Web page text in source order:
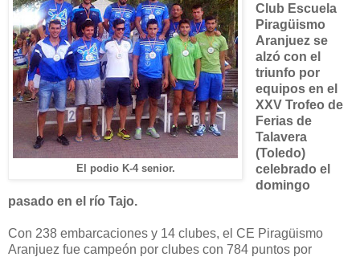
El podio K-4 senior.
Club Escuela
Piragüismo
Aranjuez se
alzó con el
triunfo por
equipos en el
XXV Trofeo de
Ferias de
Talavera
(Toledo)
celebrado el
domingo
pasado en el río Tajo.
Con 238 embarcaciones y 14 clubes, el CE Piragüismo
Aranjuez fue campeón por clubes con 784 puntos por